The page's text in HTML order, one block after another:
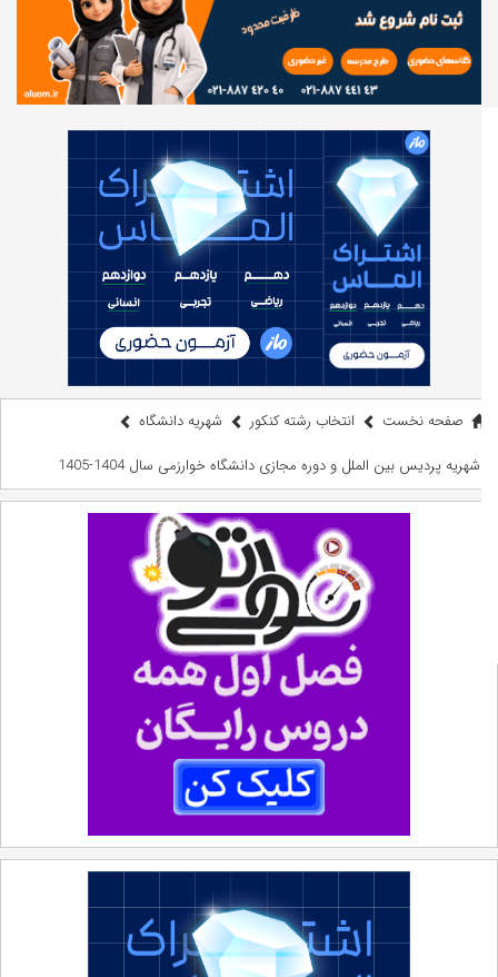
صفحه نخست انتخاب رشته کنکور
شهریه دانشگاه
شهریه پردیس بین الملل و دوره مجازی دانشگاه خوارزمی سال 1404-1405